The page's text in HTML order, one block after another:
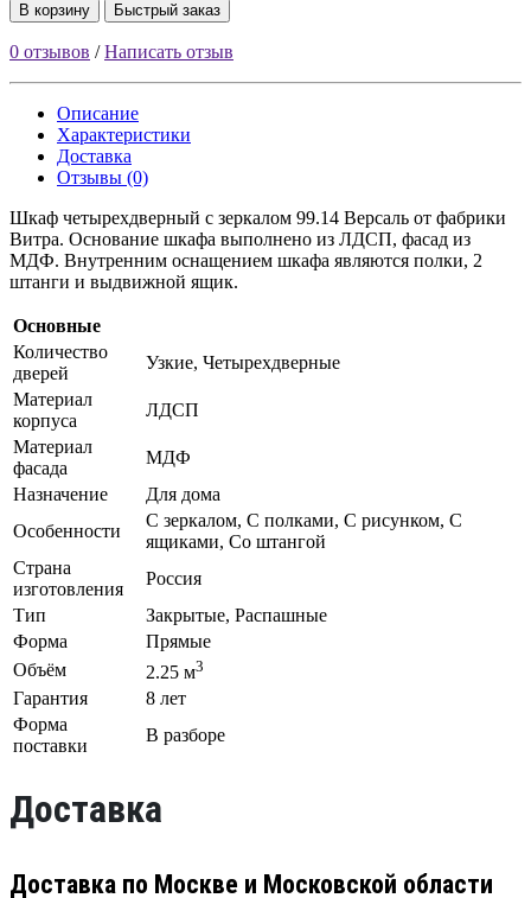
В корзину Быстрый заказ
0 отзывов /Написать отзыв
Описание
Характеристики
Доставка
Отзывы (0)
Шкаф четырехдверный с зеркалом 99.14 Версаль от фабрики
Витра. Основание шкафа выполнено из ЛДСП, фасад из
МДФ. Внутренним оснащением шкафа являются полки, 2
штанги и выдвижной ящик.
Основные
Количество
дверей
Узкие, Четырехдверные
Материал
корпуса
ЛДСП
Материал
фасада
МДФ
Назначение
Для дома
Особенности
С зеркалом, С полками, С рисунком, С
ящиками, Со штангой
Страна
изготовления
Россия
Тип
Закрытые, Распашные
Форма
Прямые
Объём
2.25 м3
Гарантия
8 лет
Форма
поставки
В разборе
Доставка
Доставка по Москве и Московской области